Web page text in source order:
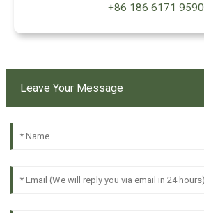
+86 186 6171 9590
Leave Your Message